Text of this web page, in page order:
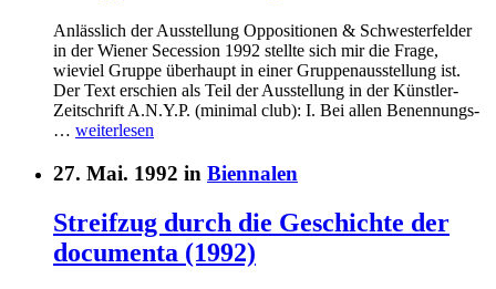
Anlässlich der Ausstellung Oppositionen & Schwesterfelder
in der Wiener Secession 1992 stellte sich mir die Frage,
wieviel Gruppe überhaupt in einer Gruppenausstellung ist.
Der Text erschien als Teil der Ausstellung in der Künstler-
Zeitschrift A.N.Y.P. (minimal club): I. Bei allen Benennungs-
… weiterlesen
27. Mai. 1992 in Biennalen
Streifzug durch die Geschichte der
documenta (1992)